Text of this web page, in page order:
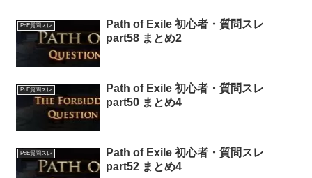
PoE質問スレ
Path of Exile 初心者・質問スレ
part58 まとめ2
PoE質問スレ
Path of Exile 初心者・質問スレ
part50 まとめ4
PoE質問スレ
Path of Exile 初心者・質問スレ
part52 まとめ4